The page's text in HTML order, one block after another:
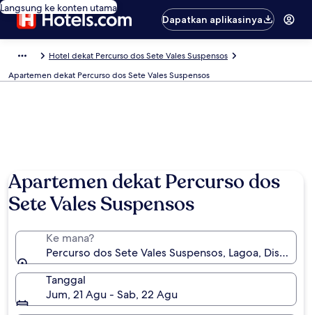
Langsung ke konten utama
Dapatkan aplikasinya
Hotel dekat Percurso dos Sete Vales Suspensos
Apartemen dekat Percurso dos Sete Vales Suspensos
Apartemen dekat Percurso dos
Sete Vales Suspensos
Ke mana?
Percurso dos Sete Vales Suspensos, Lagoa, Distrik
Tanggal
Jum, 21 Agu - Sab, 22 Agu